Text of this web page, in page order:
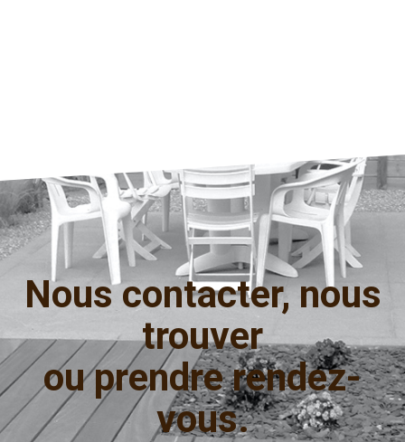
Nous contacter, nous
trouver
ou prendre rendez-
vous.